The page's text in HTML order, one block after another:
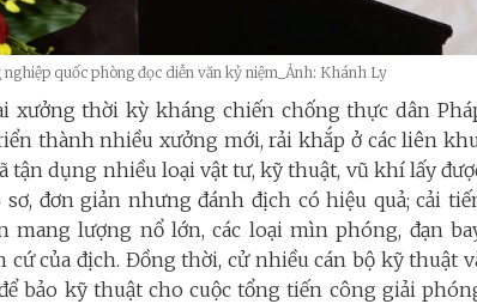
quốc phòng đọc diễn văn kỷ niệm_Ảnh: Khánh Ly
xưởng thời kỳ kháng chiến chống thực dân
thành nhiều xưởng mới, rải khắp ở các liên
tận dụng nhiều loại vật tư, kỹ thuật, vũ khí lấy
đơn giản nhưng đánh địch có hiệu quả; cải
lượng nổ lớn, các loại mìn phóng, đạn
cứ của địch. Đồng thời, cử nhiều cán bộ kỹ thuật
bảo kỹ thuật cho cuộc tổng tiến công giải